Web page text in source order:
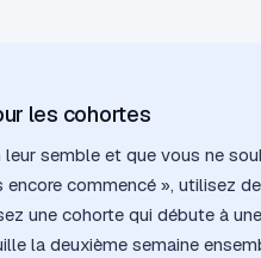
les cohortes
semble et que vous ne
commencé », utilisez
une cohorte qui débute à
la deuxième semaine